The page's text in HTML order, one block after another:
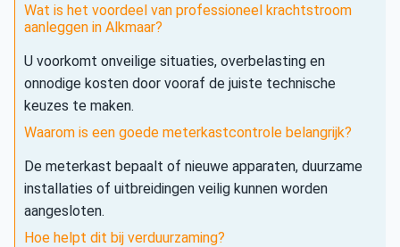
Wat is het voordeel van professioneel krachtstroom
aanleggen in Alkmaar?
U voorkomt onveilige situaties, overbelasting en
onnodige kosten door vooraf de juiste technische
keuzes te maken.
Waarom is een goede meterkastcontrole belangrijk?
De meterkast bepaalt of nieuwe apparaten, duurzame
installaties of uitbreidingen veilig kunnen worden
aangesloten.
Hoe helpt dit bij verduurzaming?